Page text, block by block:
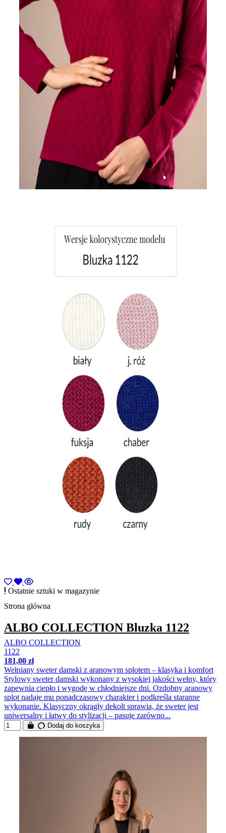
Ostatnie sztuki w magazynie
Strona główna
ALBO COLLECTION Bluzka 1122
ALBO COLLECTION
1122
181,00 zł
Wełniany sweter damski z aranowym splotem – klasyka i komfort
Stylowy sweter damski wykonany z wysokiej jakości wełny, który
zapewnia ciepło i wygodę w chłodniejsze dni. Ozdobny aranowy
splot nadaje mu ponadczasowy charakter i podkreśla staranne
wykonanie. Klasyczny okrągły dekolt sprawia, że sweter jest
uniwersalny i łatwy do stylizacji – pasuje zarówno...
Dodaj do koszyka